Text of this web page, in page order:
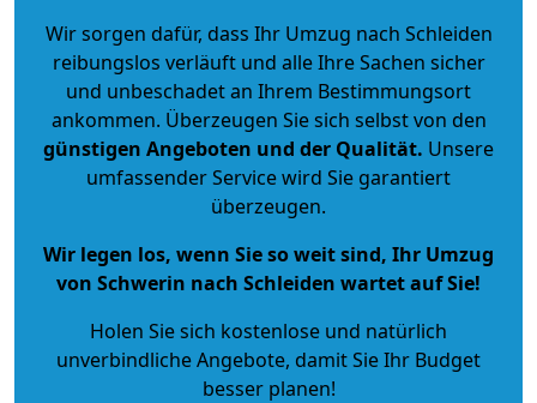
Wir sorgen dafür, dass Ihr Umzug nach Schleiden
reibungslos verläuft und alle Ihre Sachen sicher
und unbeschadet an Ihrem Bestimmungsort
ankommen. Überzeugen Sie sich selbst von den
günstigen Angeboten und der Qualität. Unsere
umfassender Service wird Sie garantiert
überzeugen.
Wir legen los, wenn Sie so weit sind, Ihr Umzug
von Schwerin nach Schleiden wartet auf Sie!
Holen Sie sich kostenlose und natürlich
unverbindliche Angebote, damit Sie Ihr Budget
besser planen!